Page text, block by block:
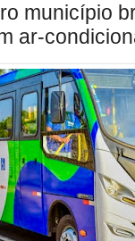
município
ar-